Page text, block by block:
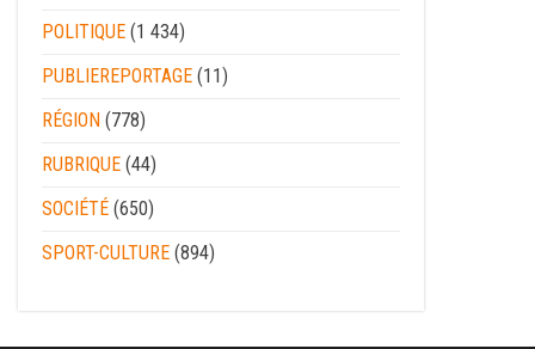
POLITIQUE (1 434)
PUBLIEREPORTAGE (11)
RÉGION (778)
RUBRIQUE (44)
SOCIÉTÉ (650)
SPORT-CULTURE (894)